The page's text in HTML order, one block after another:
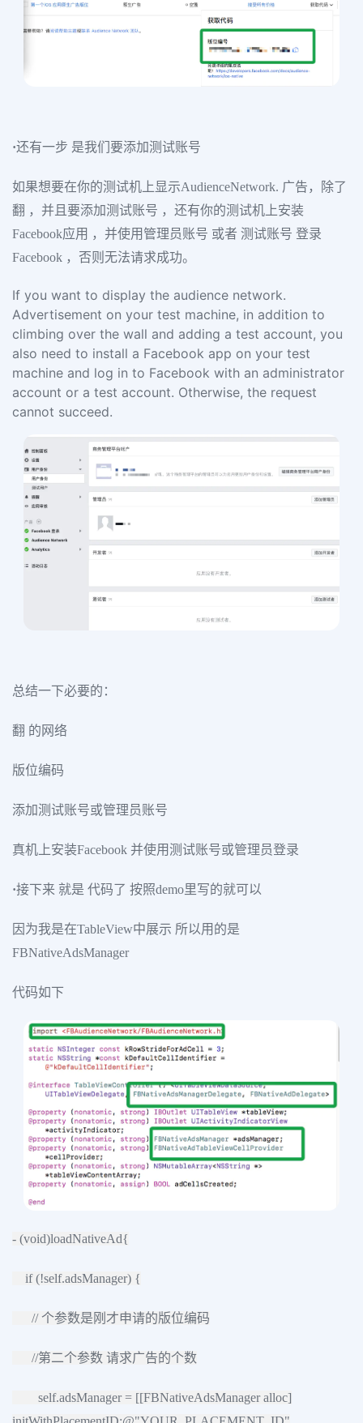
·还有一步 是我们要添加测试账号
如果想要在你的测试机上显示AudienceNetwork. 广告，除了
翻 ，并且要添加测试账号 ，还有你的测试机上安装
Facebook应用 ，并使用管理员账号 或者 测试账号 登录
Facebook ，否则无法请求成功。
If you want to display the audience network.
Advertisement on your test machine, in addition to
climbing over the wall and adding a test account, you
also need to install a Facebook app on your test
machine and log in to Facebook with an administrator
account or a test account. Otherwise, the request
cannot succeed.
总结一下必要的：
翻 的网络
版位编码
添加测试账号或管理员账号
真机上安装Facebook 并使用测试账号或管理员登录
·接下来 就是 代码了 按照demo里写的就可以
因为我是在TableView中展示 所以用的是
FBNativeAdsManager
代码如下
- (void)loadNativeAd{
if (!self.adsManager) {
// 个参数是刚才申请的版位编码
//第二个参数 请求广告的个数
self.adsManager = [[FBNativeAdsManager alloc]